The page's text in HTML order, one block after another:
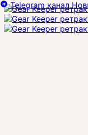
Telegram канал